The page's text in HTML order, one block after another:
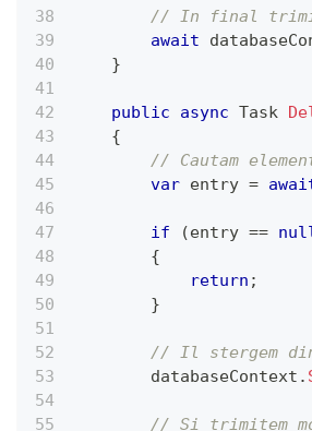
// In final
await
}
public async Task
{
// Cautam
var entry =
if (entry ==
{
return ;
}
// Il stergem
        databaseContext
.
// Si trimitem